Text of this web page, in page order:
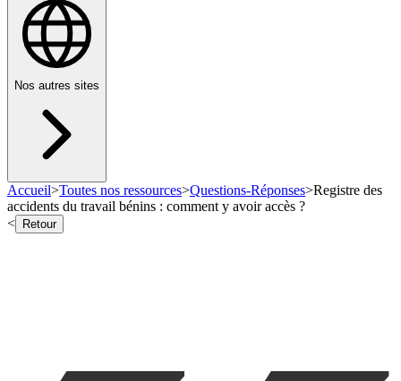
Nos autres sites
Accueil>Toutes nos ressources>Questions-Réponses>Registre des
accidents du travail bénins : comment y avoir accès ?
<
Retour